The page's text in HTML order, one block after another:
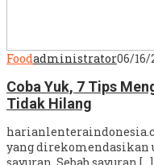
Foodadministrator06/16/
Coba Yuk, 7 Tips
Tidak Hilang
yang direkomendasikan